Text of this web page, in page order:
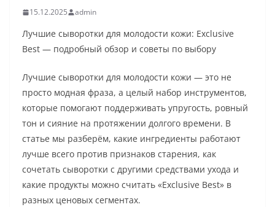
15.12.2025 admin
Лучшие сыворотки для молодости кожи: Exclusive
Best — подробный обзор и советы по выбору
Лучшие сыворотки для молодости кожи — это не
просто модная фраза, а целый набор инструментов,
которые помогают поддерживать упругость, ровный
тон и сияние на протяжении долгого времени. В
статье мы разберём, какие ингредиенты работают
лучше всего против признаков старения, как
сочетать сыворотки с другими средствами ухода и
какие продукты можно считать «Exclusive Best» в
разных ценовых сегментах.